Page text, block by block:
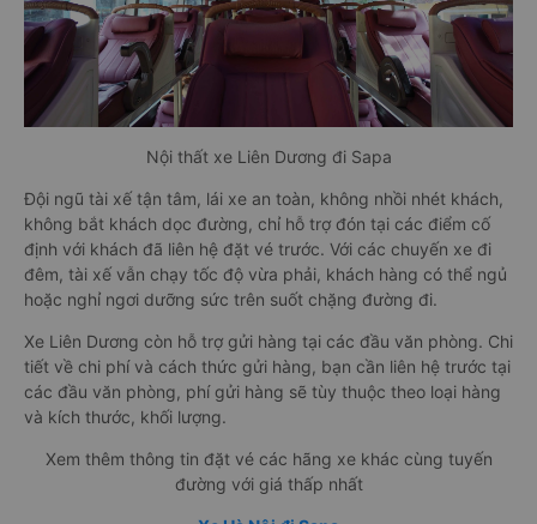
Nội thất xe Liên Dương đi Sapa
Đội ngũ tài xế tận tâm, lái xe an toàn, không nhồi nhét khách,
không bắt khách dọc đường, chỉ hỗ trợ đón tại các điểm cố
định với khách đã liên hệ đặt vé trước. Với các chuyến xe đi
đêm, tài xế vẫn chạy tốc độ vừa phải, khách hàng có thể ngủ
hoặc nghỉ ngơi dưỡng sức trên suốt chặng đường đi.
Xe Liên Dương còn hỗ trợ gửi hàng tại các đầu văn phòng. Chi
tiết về chi phí và cách thức gửi hàng, bạn cần liên hệ trước tại
các đầu văn phòng, phí gửi hàng sẽ tùy thuộc theo loại hàng
và kích thước, khối lượng.
Xem thêm thông tin đặt vé các hãng xe khác cùng tuyến
đường với giá thấp nhất